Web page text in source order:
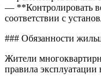
— **Контролировать
соответствии с
### Обязанности
Жители
правила эксплуатации